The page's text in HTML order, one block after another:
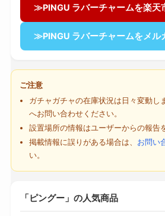
≫PINGU ラバーチャームを楽天
≫PINGU ラバーチャームをメル
ご注意
ガチャガチャの在庫状況は日々変動し
へお問い合わせください。
設置場所の情報はユーザーからの報告
掲載情報に誤りがある場合は、 お問い
い。
「ピングー」の人気商品